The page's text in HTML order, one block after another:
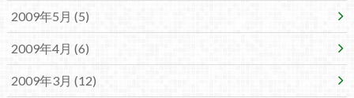
2009年5月 (5)
2009年4月 (6)
2009年3月 (12)